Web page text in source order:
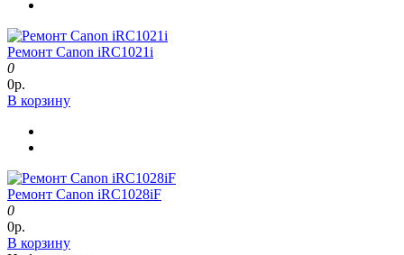
Ремонт Canon iRC1021i
0
0р.
В корзину
Ремонт Canon iRC1028iF
0
0р.
В корзину